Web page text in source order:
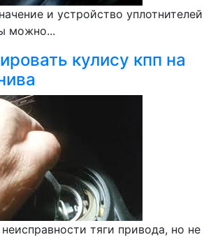
и устройство уплотнителей
можно...
кулису кпп на
тяги привода, но не